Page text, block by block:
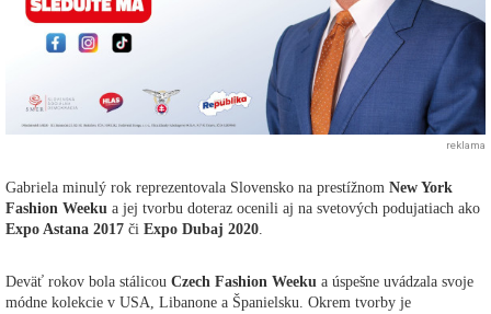
reklama
Gabriela minulý rok reprezentovala Slovensko na prestížnom New York
Fashion Weeku a jej tvorbu doteraz ocenili aj na svetových podujatiach ako
Expo Astana 2017 či Expo Dubaj 2020.
Deväť rokov bola stálicou Czech Fashion Weeku a úspešne uvádzala svoje
módne kolekcie v USA, Libanone a Španielsku. Okrem tvorby je